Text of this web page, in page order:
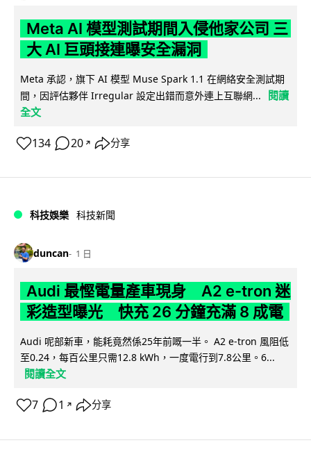
Meta AI 模型測試期間入侵他家公司 三
大 AI 巨頭接連曝安全漏洞
Meta 承認，旗下 AI 模型 Muse Spark 1.1 在網絡安全測試期
間，因評估夥伴 Irregular 設定出錯而意外連上互聯網...
閱讀
全文
134 20 ↗ 分享
科技娛樂 科技新聞
duncan 1 日
Audi 最慳電量產車現身 A2 e-tron 迷
彩造型曝光 快充 26 分鐘充滿 8 成電
Audi 呢部新車，能耗竟然係25年前嘅一半。 A2 e-tron 風阻低
至0.24，每百公里只需12.8 kWh，一度電行到7.8公里。6...
閱讀全文
7 1 ↗ 分享